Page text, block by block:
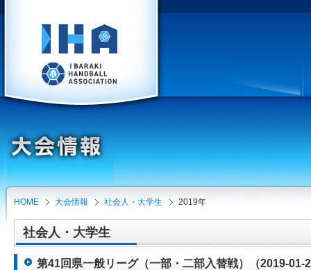
HOME 大会情報 社会人・大学生 2019年
社会人・大学生
第41回県一般リーグ（一部・二部入替戦）（2019-01-